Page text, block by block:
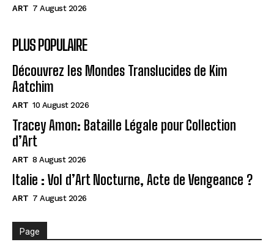
ART 7 August 2026
PLUS POPULAIRE
Découvrez les Mondes Translucides de Kim
Aatchim
ART 10 August 2026
Tracey Amon: Bataille Légale pour Collection
d’Art
ART 8 August 2026
Italie : Vol d’Art Nocturne, Acte de Vengeance ?
ART 7 August 2026
Page